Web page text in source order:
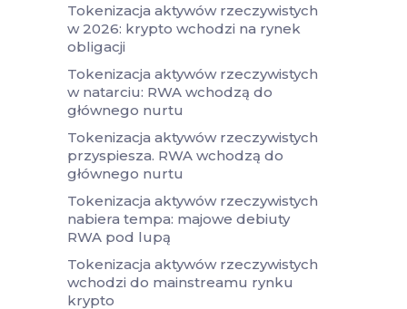
Tokenizacja aktywów rzeczywistych
w 2026: krypto wchodzi na rynek
obligacji
Tokenizacja aktywów rzeczywistych
w natarciu: RWA wchodzą do
głównego nurtu
Tokenizacja aktywów rzeczywistych
przyspiesza. RWA wchodzą do
głównego nurtu
Tokenizacja aktywów rzeczywistych
nabiera tempa: majowe debiuty
RWA pod lupą
Tokenizacja aktywów rzeczywistych
wchodzi do mainstreamu rynku
krypto